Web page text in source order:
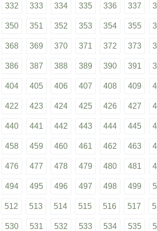
332 333 334 335 336 337
350 351 352 353 354 355
368 369 370 371 372 373
386 387 388 389 390 391
404 405 406 407 408 409
422 423 424 425 426 427
440 441 442 443 444 445
458 459 460 461 462 463
476 477 478 479 480 481
494 495 496 497 498 499
512 513 514 515 516 517
530 531 532 533 534 535